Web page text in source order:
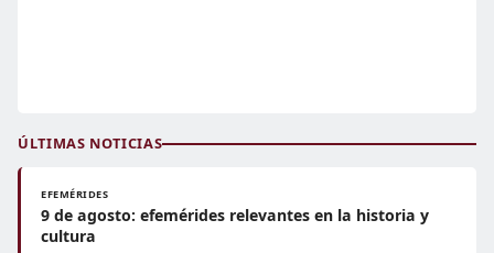
ÚLTIMAS NOTICIAS
EFEMÉRIDES
9 de agosto: efemérides relevantes en la historia y
cultura